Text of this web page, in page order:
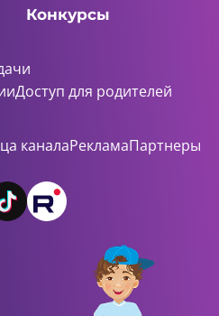
Конкурсы
Доступ для родителей
каналаРекламаПартнеры